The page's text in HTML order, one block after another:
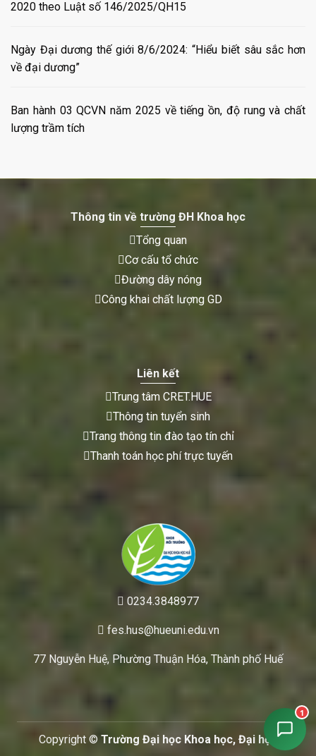
2020 theo Luật số 146/2025/QH15
Ngày Đại dương thế giới 8/6/2024: “Hiểu biết sâu sắc hơn
về đại dương”
Ban hành 03 QCVN năm 2025 về tiếng ồn, độ rung và chất
lượng trầm tích
Thông tin về trường ĐH Khoa học
Tổng quan
Cơ cấu tổ chức
Đường dây nóng
Công khai chất lượng GD
Liên kết
Trung tâm CRET.HUE
Thông tin tuyển sinh
Trang thông tin đào tạo tín chỉ
Thanh toán học phí trực tuyến
0234.3848977
fes.hus@hueuni.edu.vn
77 Nguyễn Huệ, Phường Thuận Hóa, Thành phố Huế
Copyright © Trường Đại học Khoa học, Đại học
1